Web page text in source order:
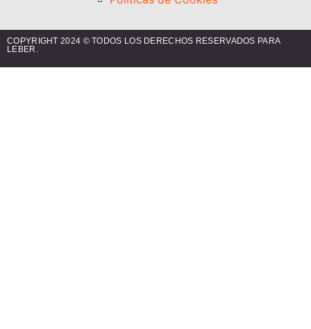
COPYRIGHT 2024 © TODOS LOS DERECHOS RESERVADOS PARA
LEBER.